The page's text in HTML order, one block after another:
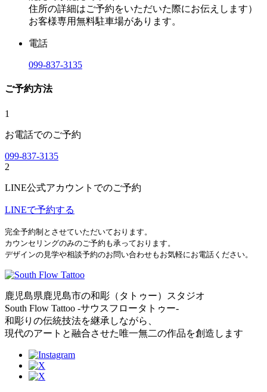
住所の詳細はご予約をいただいた際にお伝えします）
お客様専用無料駐車場があります。
電話
099-837-3135
ご予約方法
1
お電話でのご予約
099-837-3135
2
LINE公式アカウントでのご予約
LINEで予約する
完全予約制とさせていただいております。
カウンセリングのみのご予約も承っております。
デザインの見学や相談予約のお問い合わせもお気軽にお電話ください。
鹿児島県鹿児島市の和彫（タトゥー）スタジオ
South Flow Tattoo -サウスフロータトゥー-
和彫りの伝統技法を継承しながら、
現代のアートと融合させた唯一無二の作品を創造します